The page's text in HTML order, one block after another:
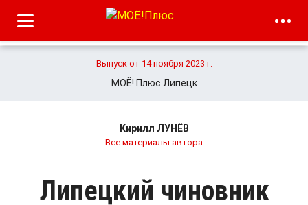
Выпуск от 14 ноября 2023 г.
МОЁ! Плюс Липецк
Кирилл ЛУНЁВ
Все материалы автора
Липецкий чиновник